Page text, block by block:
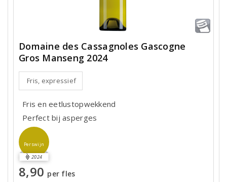
Domaine des Cassagnoles Gascogne
Gros Manseng 2024
Fris, expressief
Fris en eetlustopwekkend
Perfect bij asperges
Perswijn
2024
8,90 per fles